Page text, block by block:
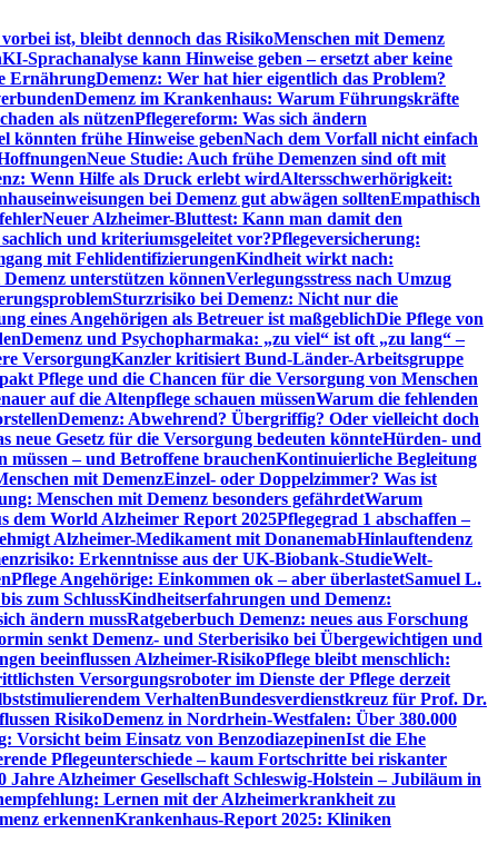
ist, bleibt dennoch das RisikoMenschen mit Demenz
KI-Sprachanalyse kann Hinweise geben – ersetzt aber keine
ErnährungDemenz: Wer hat hier eigentlich das Problem?
Demenz im Krankenhaus: Warum Führungskräfte
als nützenPflegereform: Was sich ändern
könnten frühe Hinweise gebenNach dem Vorfall nicht einfach
Neue Studie: Auch frühe Demenzen sind oft mit
Wenn Hilfe als Druck erlebt wirdAltersschwerhörigkeit:
bei Demenz gut abwägen solltenEmpathisch
Neuer Alzheimer-Bluttest: Kann man damit den
und kriteriumsgeleitet vor?Pflegeversicherung:
mit FehlidentifizierungenKindheit wirkt nach:
unterstützen könnenVerlegungsstress nach Umzug
Sturzrisiko bei Demenz: Nicht nur die
eines Angehörigen als Betreuer ist maßgeblichDie Pflege von
Demenz und Psychopharmaka: „zu viel“ ist oft „zu lang“ –
VersorgungKanzler kritisiert Bund-Länder-Arbeitsgruppe
Pflege und die Chancen für die Versorgung von Menschen
auf die Altenpflege schauen müssenWarum die fehlenden
Demenz: Abwehrend? Übergriffig? Oder vielleicht doch
neue Gesetz für die Versorgung bedeuten könnteHürden- und
– und Betroffene brauchenKontinuierliche Begleitung
mit DemenzEinzel- oder Doppelzimmer? Was ist
Menschen mit Demenz besonders gefährdetWarum
dem World Alzheimer Report 2025Pflegegrad 1 abschaffen –
Alzheimer-Medikament mit DonanemabHinlauftendenz
Erkenntnisse aus der UK-Biobank-StudieWelt-
Pflege Angehörige: Einkommen ok – aber überlastetSamuel L.
zum SchlussKindheitserfahrungen und Demenz:
ändern mussRatgeberbuch Demenz: neues aus Forschung
senkt Demenz- und Sterberisiko bei Übergewichtigen und
beeinflussen Alzheimer-RisikoPflege bleibt menschlich:
Versorgungsroboter im Dienste der Pflege derzeit
VerhaltenBundesverdienstkreuz für Prof. Dr.
RisikoDemenz in Nordrhein-Westfalen: Über 380.000
Vorsicht beim Einsatz von BenzodiazepinenIst die Ehe
Pflegeunterschiede – kaum Fortschritte bei riskanter
Jahre Alzheimer Gesellschaft Schleswig-Holstein – Jubiläum in
Lernen mit der Alzheimerkrankheit zu
erkennenKrankenhaus-Report 2025: Kliniken